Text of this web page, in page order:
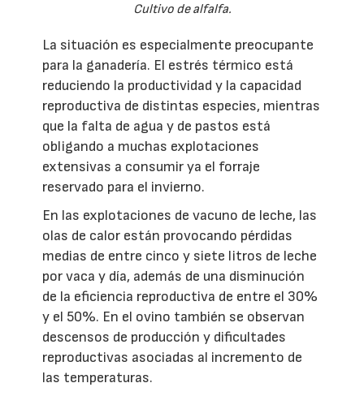
Cultivo de alfalfa.
La situación es especialmente preocupante
para la ganadería. El estrés térmico está
reduciendo la productividad y la capacidad
reproductiva de distintas especies, mientras
que la falta de agua y de pastos está
obligando a muchas explotaciones
extensivas a consumir ya el forraje
reservado para el invierno.
En las explotaciones de vacuno de leche, las
olas de calor están provocando pérdidas
medias de entre cinco y siete litros de leche
por vaca y día, además de una disminución
de la eficiencia reproductiva de entre el 30%
y el 50%. En el ovino también se observan
descensos de producción y dificultades
reproductivas asociadas al incremento de
las temperaturas.